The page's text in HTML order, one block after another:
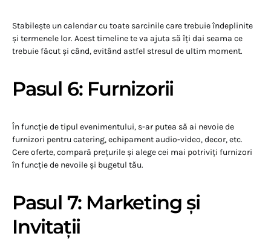
Stabilește un calendar cu toate sarcinile care trebuie îndeplinite
și termenele lor. Acest timeline te va ajuta să îți dai seama ce
trebuie făcut și când, evitând astfel stresul de ultim moment.
Pasul 6: Furnizorii
În funcție de tipul evenimentului, s-ar putea să ai nevoie de
furnizori pentru catering, echipament audio-video, decor, etc.
Cere oferte, compară prețurile și alege cei mai potriviți furnizori
în funcție de nevoile și bugetul tău.
Pasul 7: Marketing și
Invitații